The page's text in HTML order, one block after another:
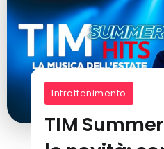
Intrattenimento
TIM